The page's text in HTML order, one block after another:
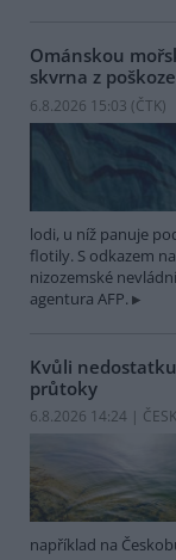
Ománskou
skvrna z
6.8.2026 15:03 (ČTK)
lodi, u níž panuje
flotily. S odkazem
nizozemské
agentura AFP.
Kvůli
průtoky
6.8.2026 14:24 |
například na